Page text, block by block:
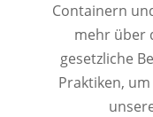
Containern
mehr über
gesetzliche
Praktiken,